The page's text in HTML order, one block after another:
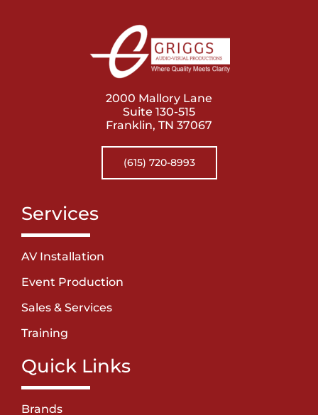
2000 Mallory Lane
Suite 130-515
Franklin, TN 37067
(615) 720-8993
Services
AV Installation
Event Production
Sales & Services
Training
Quick Links
Brands